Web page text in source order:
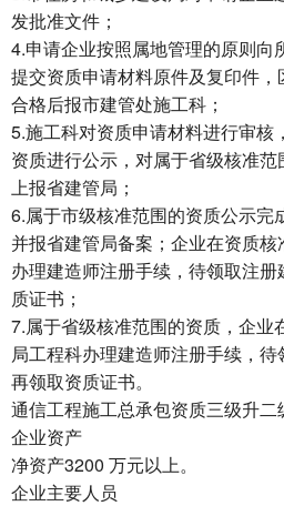
发批准文件；
4.申请企业按照属地管理的原则向
提交资质申请材料原件及复印件
合格后报市建管处施工科；
5.施工科对资质申请材料进行审核
资质进行公示，对属于省级核准
上报省建管局；
6.属于市级核准范围的资质公示完
并报省建管局备案；企业在资质
办理建造师注册手续，待领取注
质证书；
7.属于省级核准范围的资质，企业
局工程科办理建造师注册手续，待
再领取资质证书。
通信工程施工总承包资质三级升二
企业资产
净资产3200 万元以上。
企业主要人员